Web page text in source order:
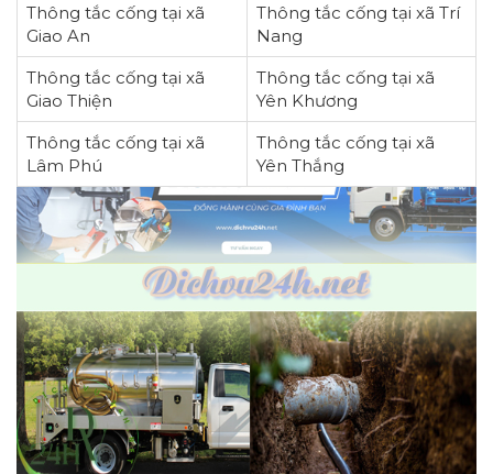
Thông tắc cống tại xã
Giao An
Thông tắc cống tại xã Trí
Nang
Thông tắc cống tại xã
Giao Thiện
Thông tắc cống tại xã
Yên Khương
Thông tắc cống tại xã
Lâm Phú
Thông tắc cống tại xã
Yên Thắng